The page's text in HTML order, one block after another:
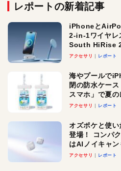
レポートの新着記事
iPhoneと
2-in-1ワイヤレ
South HiRise
ースでおしゃれ
アクセサリ レポート
海やプールで
閉の防水ケー
スマホ」で夏
アクセサリ レポート
オズポケと使
登場！ コンパ
はAIノイキャン
アクセサリ レポート